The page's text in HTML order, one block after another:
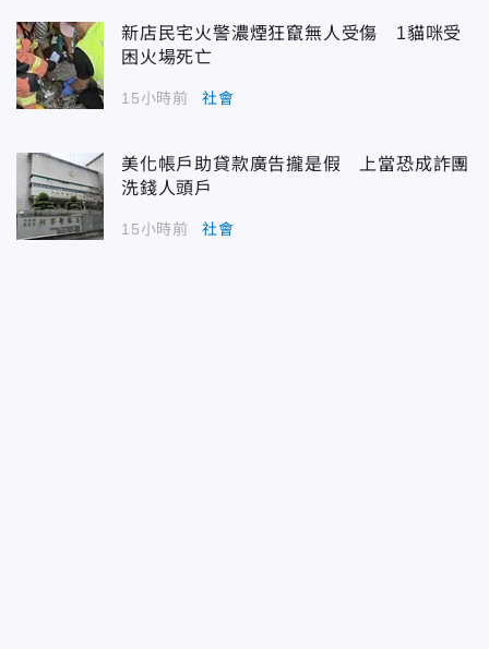
新店民宅火警濃煙狂竄無人受傷 1貓咪受
困火場死亡
15小時前 社會
美化帳戶助貸款廣告攏是假 上當恐成詐團
洗錢人頭戶
15小時前 社會